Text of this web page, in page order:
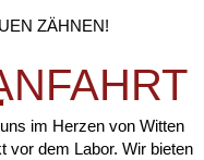
ZÄHNEN!
im Herzen von Witten
vor dem Labor. Wir bieten